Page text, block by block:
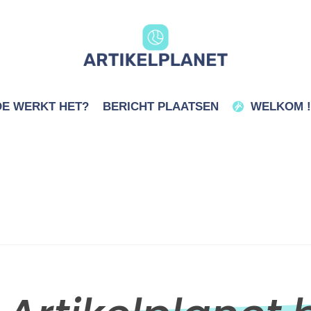
WERKT HET? BERICHT PLAATSEN WELKOM !